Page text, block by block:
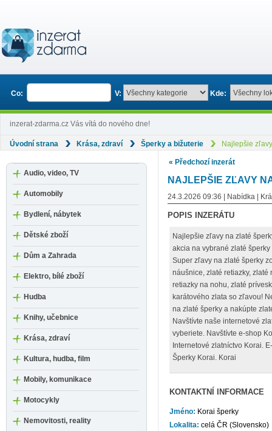
Co: V: Kde:
inzerat-zdarma.cz Vás vítá do nového dne!
Úvodní strana Krása, zdraví Šperky a bižuterie Najlepšie
Audio, video, TV
Automobily
Bydlení, nábytek
Dětské zboží
Dům a Zahrada
Elektro, bílé zboží
Hudba
Knihy, učebnice
Krása, zdraví
Kultura, hudba, film
Mobily, komunikace
Motocykly
Nemovitosti, reality
« Předchozí inzerát
NAJLEPŠIE ZĽAVY
24.3.2026 09:36 | Nabídka |
POPIS INZERÁTU
Najlepšie zľavy na zlaté
akcia na vybrané zlaté
Super zľavy na zlaté šperky
náušnice, zlaté retiazky, zlaté
retiazky na nohu, zlaté
karátového zlata so zľavou!
na zlaté šperky a nakúpte
Navštívte naše internetové
vyberiete. Navštívte e-shop
Internetové zlatníctvo Korai.
Šperky Korai. Korai
KONTAKTNÍ INFORMACE
Jméno: Korai šperky
Lokalita: celá ČR (Slovensko)